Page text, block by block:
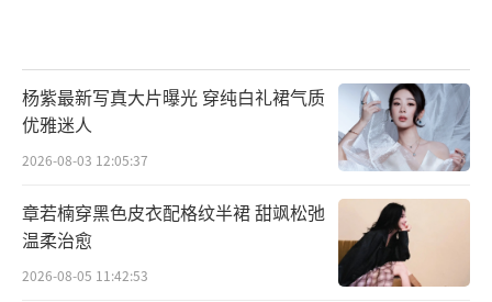
杨紫最新写真大片曝光 穿纯白礼裙气质
优雅迷人
2026-08-03 12:05:37
章若楠穿黑色皮衣配格纹半裙 甜飒松弛
温柔治愈
2026-08-05 11:42:53